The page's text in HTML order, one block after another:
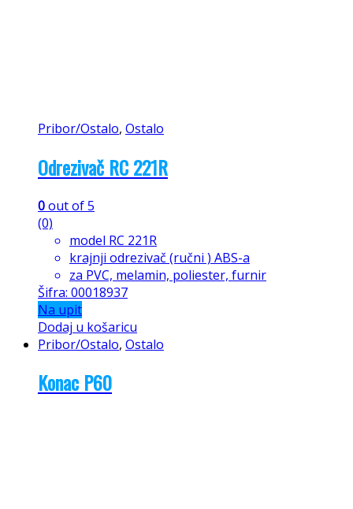
Pribor/Ostalo, Ostalo
Odrezivač RC 221R
0out of 5
(0)
model RC 221R
krajnji odrezivač (ručni ) ABS-a
za PVC, melamin, poliester, furnir
Šifra: 00018937
Na upit
Dodaj u košaricu
Pribor/Ostalo, Ostalo
Konac P60